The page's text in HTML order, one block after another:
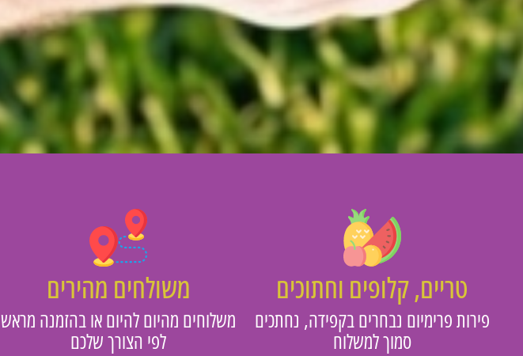
טריים, קלופים וחתוכים
פירות פרימיום נבחרים בקפידה, נחתכים
סמוך למשלוח
משולחים מהירים
משלוחים מהיום להיום או בהזמנה מראש
לפי הצורך שלכם